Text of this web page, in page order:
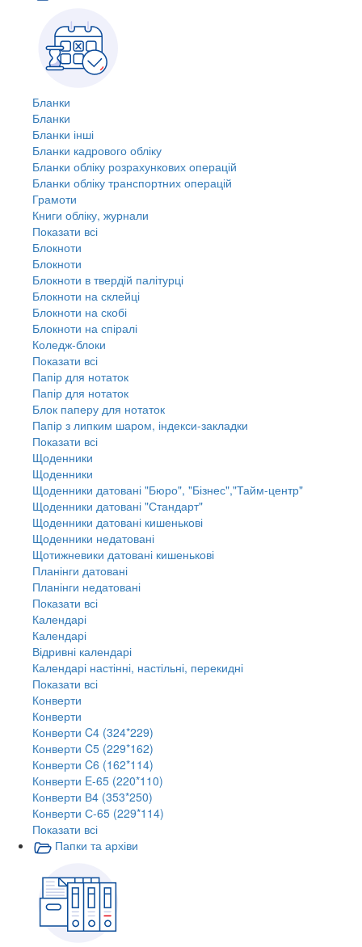
Бланки
Бланки
Бланки інші
Бланки кадрового обліку
Бланки обліку розрахункових операцій
Бланки обліку транспортних операцій
Грамоти
Книги обліку, журнали
Показати всі
Блокноти
Блокноти
Блокноти в твердій палітурці
Блокноти на склейці
Блокноти на скобі
Блокноти на спіралі
Коледж-блоки
Показати всі
Папір для нотаток
Папір для нотаток
Блок паперу для нотаток
Папір з липким шаром, індекси-закладки
Показати всі
Щоденники
Щоденники
Щоденники датовані "Бюро", "Бізнес","Тайм-центр"
Щоденники датовані "Стандарт"
Щоденники датовані кишенькові
Щоденники недатовані
Щотижневики датовані кишенькові
Планінги датовані
Планінги недатовані
Показати всі
Календарі
Календарі
Відривні календарі
Календарі настінні, настільні, перекидні
Показати всі
Конверти
Конверти
Конверти C4 (324*229)
Конверти C5 (229*162)
Конверти C6 (162*114)
Конверти E-65 (220*110)
Конверти В4 (353*250)
Конверти С-65 (229*114)
Показати всі
Папки та архіви